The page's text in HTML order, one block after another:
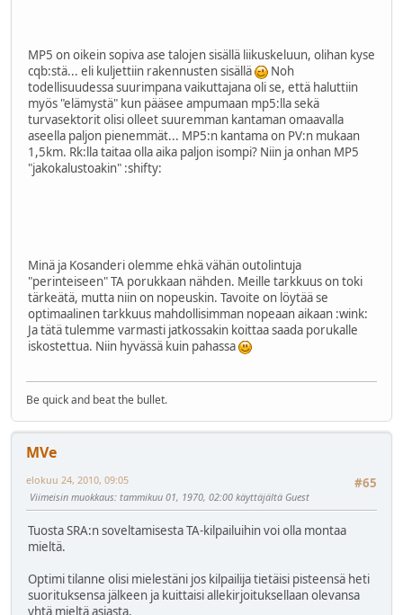
MP5 on oikein sopiva ase talojen sisällä liikuskeluun, olihan kyse
cqb:stä... eli kuljettiin rakennusten sisällä
Noh
todellisuudessa suurimpana vaikuttajana oli se, että haluttiin
myös "elämystä" kun pääsee ampumaan mp5:lla sekä
turvasektorit olisi olleet suuremman kantaman omaavalla
aseella paljon pienemmät... MP5:n kantama on PV:n mukaan
1,5km. Rk:lla taitaa olla aika paljon isompi? Niin ja onhan MP5
"jakokalustoakin" :shifty:
Minä ja Kosanderi olemme ehkä vähän outolintuja
"perinteiseen" TA porukkaan nähden. Meille tarkkuus on toki
tärkeätä, mutta niin on nopeuskin. Tavoite on löytää se
optimaalinen tarkkuus mahdollisimman nopeaan aikaan :wink:
Ja tätä tulemme varmasti jatkossakin koittaa saada porukalle
iskostettua. Niin hyvässä kuin pahassa
Be quick and beat the bullet.
MVe
#65
elokuu 24, 2010, 09:05
Viimeisin muokkaus: tammikuu 01, 1970, 02:00 käyttäjältä Guest
Tuosta SRA:n soveltamisesta TA-kilpailuihin voi olla montaa
mieltä.
Optimi tilanne olisi mielestäni jos kilpailija tietäisi pisteensä heti
suorituksensa jälkeen ja kuittaisi allekirjoituksellaan olevansa
yhtä mieltä asiasta.